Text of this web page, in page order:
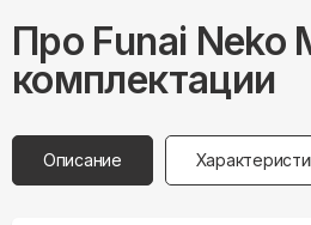
Про Funai Neko
комплектации
Описание